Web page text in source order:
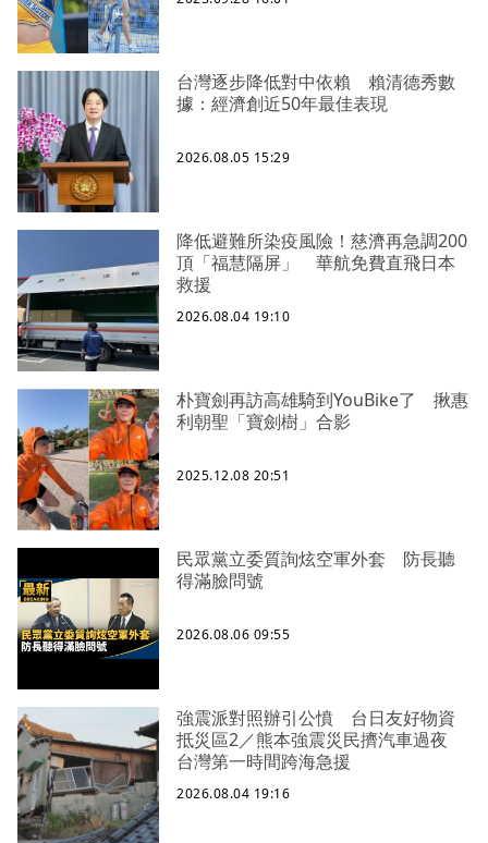
台灣逐步降低對中依賴 賴清德秀數
據：經濟創近50年最佳表現
2026.08.05 15:29
降低避難所染疫風險！慈濟再急調200
頂「福慧隔屏」 華航免費直飛日本
救援
2026.08.04 19:10
朴寶劍再訪高雄騎到YouBike了 揪惠
利朝聖「寶劍樹」合影
2025.12.08 20:51
民眾黨立委質詢炫空軍外套 防長聽
得滿臉問號
2026.08.06 09:55
強震派對照辦引公憤 台日友好物資
抵災區2／熊本強震災民擠汽車過夜
台灣第一時間跨海急援
2026.08.04 19:16